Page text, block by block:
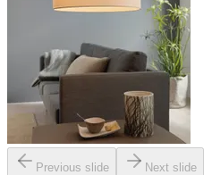
Previous slide Next slide